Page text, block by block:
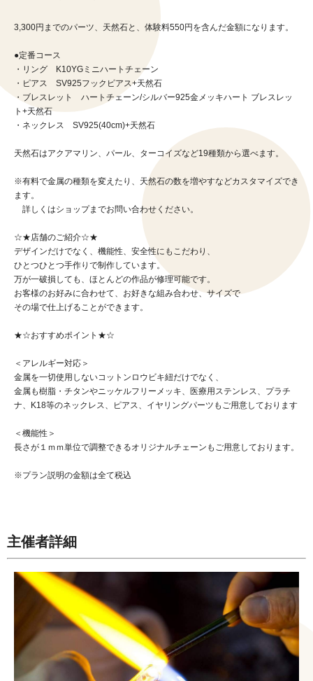
3,300円までのパーツ、天然石と、体験料550円を含んだ金額になります。
●定番コース
・リング K10YGミニハートチェーン
・ピアス SV925フックピアス+天然石
・ブレスレット ハートチェーン/シルバー925金メッキハート ブレスレッ
ト+天然石
・ネックレス SV925(40cm)+天然石
天然石はアクアマリン、パール、ターコイズなど19種類から選べます。
※有料で金属の種類を変えたり、天然石の数を増やすなどカスタマイズでき
ます。
詳しくはショップまでお問い合わせください。
☆★店舗のご紹介☆★
デザインだけでなく、機能性、安全性にもこだわり、
ひとつひとつ手作りで制作しています。
万が一破損しても、ほとんどの作品が修理可能です。
お客様のお好みに合わせて、お好きな組み合わせ、サイズで
その場で仕上げることができます。
★☆おすすめポイント★☆
＜アレルギー対応＞
金属を一切使用しないコットンロウビキ紐だけでなく、
金属も樹脂・チタンやニッケルフリーメッキ、医療用ステンレス、プラチ
ナ、K18等のネックレス、ピアス、イヤリングパーツもご用意しております
＜機能性＞
長さが１ｍｍ単位で調整できるオリジナルチェーンもご用意しております。
※プラン説明の金額は全て税込
主催者詳細